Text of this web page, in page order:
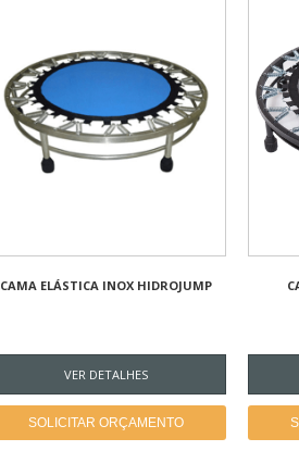
CAMA ELÁSTICA INOX HIDROJUMP
VER DETALHES
SOLICITAR ORÇAMENTO